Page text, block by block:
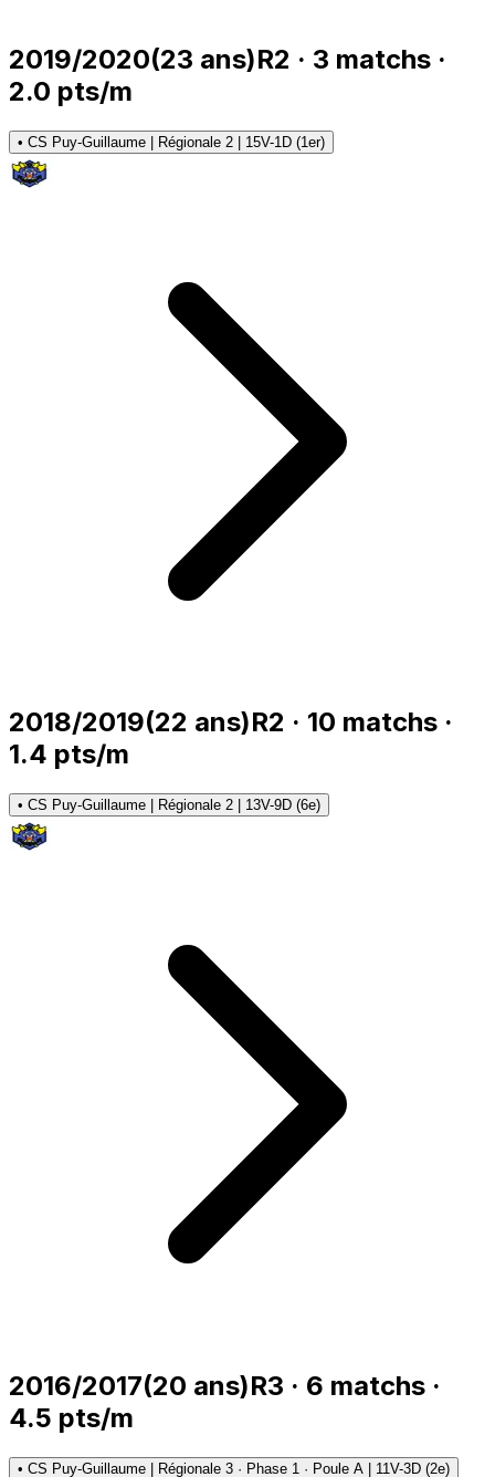
2019/2020(23 ans)R2 · 3 matchs ·
2.0 pts/m
• CS Puy-Guillaume | Régionale 2 | 15V-1D (1er)
2018/2019(22 ans)R2 · 10 matchs ·
1.4 pts/m
• CS Puy-Guillaume | Régionale 2 | 13V-9D (6e)
2016/2017(20 ans)R3 · 6 matchs ·
4.5 pts/m
• CS Puy-Guillaume | Régionale 3 · Phase 1 · Poule A | 11V-3D (2e)